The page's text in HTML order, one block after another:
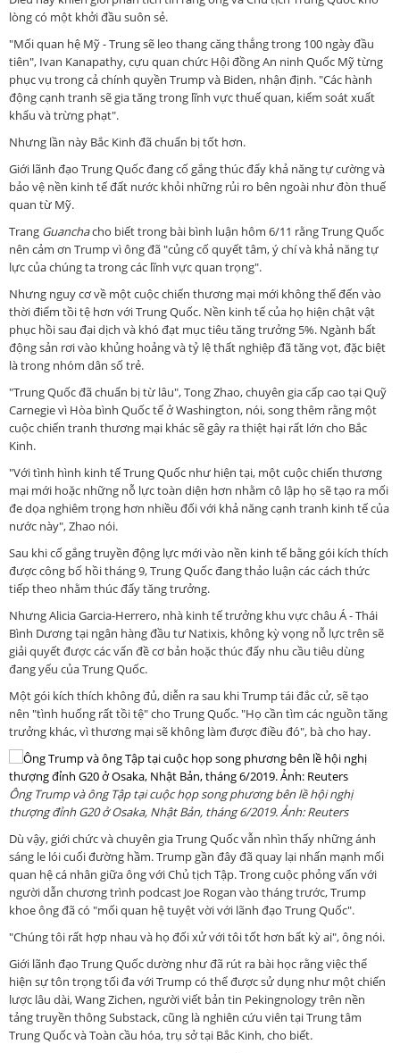
lòng có một khởi đầu suôn sẻ.
"Mối quan hệ Mỹ - Trung sẽ leo thang căng thẳng trong 100 ngày đầu
tiên", Ivan Kanapathy, cựu quan chức Hội đồng An ninh Quốc Mỹ từng
phục vụ trong cả chính quyền Trump và Biden, nhận định. "Các hành
động cạnh tranh sẽ gia tăng trong lĩnh vực thuế quan, kiểm soát xuất
khẩu và trừng phạt".
Nhưng lần này Bắc Kinh đã chuẩn bị tốt hơn.
Giới lãnh đạo Trung Quốc đang cố gắng thúc đẩy khả năng tự cường và
bảo vệ nền kinh tế đất nước khỏi những rủi ro bên ngoài như đòn thuế
quan từ Mỹ.
Trang Guanchacho biết trong bài bình luận hôm 6/11 rằng Trung Quốc
nên cảm ơn Trump vì ông đã "củng cố quyết tâm, ý chí và khả năng tự
lực của chúng ta trong các lĩnh vực quan trọng".
Nhưng nguy cơ về một cuộc chiến thương mại mới không thể đến vào
thời điểm tồi tệ hơn với Trung Quốc. Nền kinh tế của họ hiện chật vật
phục hồi sau đại dịch và khó đạt mục tiêu tăng trưởng 5%. Ngành bất
động sản rơi vào khủng hoảng và tỷ lệ thất nghiệp đã tăng vọt, đặc biệt
là trong nhóm dân số trẻ.
"Trung Quốc đã chuẩn bị từ lâu", Tong Zhao, chuyên gia cấp cao tại Quỹ
Carnegie vì Hòa bình Quốc tế ở Washington, nói, song thêm rằng một
cuộc chiến tranh thương mại khác sẽ gây ra thiệt hại rất lớn cho Bắc
Kinh.
"Với tình hình kinh tế Trung Quốc như hiện tại, một cuộc chiến thương
mại mới hoặc những nỗ lực toàn diện hơn nhằm cô lập họ sẽ tạo ra mối
đe dọa nghiêm trọng hơn nhiều đối với khả năng cạnh tranh kinh tế của
nước này", Zhao nói.
Sau khi cố gắng truyền động lực mới vào nền kinh tế bằng gói kích thích
được công bố hồi tháng 9, Trung Quốc đang thảo luận các cách thức
tiếp theo nhằm thúc đẩy tăng trưởng.
Nhưng Alicia Garcia-Herrero, nhà kinh tế trưởng khu vực châu Á - Thái
Bình Dương tại ngân hàng đầu tư Natixis, không kỳ vọng nỗ lực trên sẽ
giải quyết được các vấn đề cơ bản hoặc thúc đẩy nhu cầu tiêu dùng
đang yếu của Trung Quốc.
Một gói kích thích không đủ, diễn ra sau khi Trump tái đắc cử, sẽ tạo
nên "tình huống rất tồi tệ" cho Trung Quốc. "Họ cần tìm các nguồn tăng
trưởng khác, vì thương mại sẽ không làm được điều đó", bà cho hay.
Ông Trump và ông Tập tại cuộc họp song phương bên lề hội nghị
thượng đỉnh G20 ở Osaka, Nhật Bản, tháng 6/2019. Ảnh: Reuters
Dù vậy, giới chức và chuyên gia Trung Quốc vẫn nhìn thấy những ánh
sáng le lói cuối đường hầm. Trump gần đây đã quay lại nhấn mạnh mối
quan hệ cá nhân giữa ông với Chủ tịch Tập. Trong cuộc phỏng vấn với
người dẫn chương trình podcast Joe Rogan vào tháng trước, Trump
khoe ông đã có "mối quan hệ tuyệt vời với lãnh đạo Trung Quốc".
"Chúng tôi rất hợp nhau và họ đối xử với tôi tốt hơn bất kỳ ai", ông nói.
Giới lãnh đạo Trung Quốc dường như đã rút ra bài học rằng việc thể
hiện sự tôn trọng tối đa với Trump có thể được sử dụng như một chiến
lược lâu dài, Wang Zichen, người viết bản tin Pekingnology trên nền
tảng truyền thông Substack, cũng là nghiên cứu viên tại Trung tâm
Trung Quốc và Toàn cầu hóa, trụ sở tại Bắc Kinh, cho biết.